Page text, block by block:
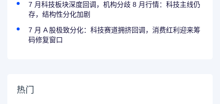
7 月科技板块深度回调，机构分歧 8 月行情：科技主线仍
存，结构性分化加剧
7 月 A 股极致分化：科技赛道拥挤回调，消费红利迎来筹
码修复窗口
热门